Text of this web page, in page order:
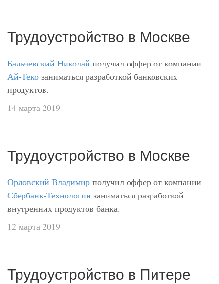
Трудоустройство в Москве
Бальчевский Николай получил оффер от компании
Ай-Теко заниматься разработкой банковских
продуктов.
14 марта 2019
Трудоустройство в Москве
Орловский Владимир получил оффер от компании
Сбербанк-Технологии заниматься разработкой
внутренних продуктов банка.
12 марта 2019
Трудоустройство в Питере